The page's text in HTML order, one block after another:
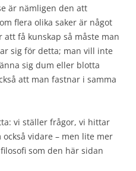
är nämligen den att
flera olika saker är något
att få kunskap så måste man
sig för detta; man vill inte
sig dum eller blotta
att man fastnar i samma
vi ställer frågor, vi hittar
vidare – men lite mer
som den här sidan